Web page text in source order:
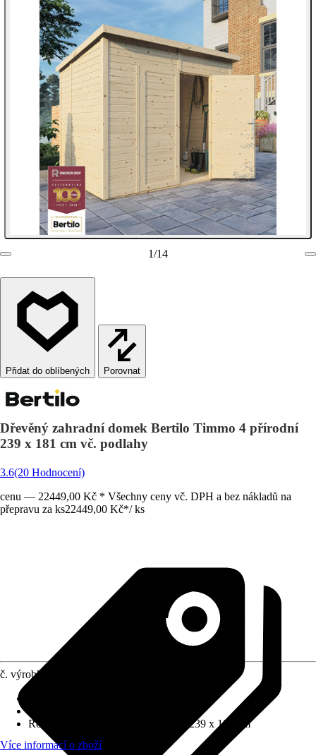
1/14
Porovnat
Dřevěný zahradní domek Bertilo Timmo 4 přírodní
239 x 181 cm vč. podlahy
3.6(20 Hodnocení)
cenu — 22449,00 Kč * Všechny ceny vč. DPH a bez nákladů na
přepravu za ks22449,00 Kč*/ ks
č. výrobku
Rozměry š x h bez přesahu střechy
239 x 181 cm
Více informací o zboží